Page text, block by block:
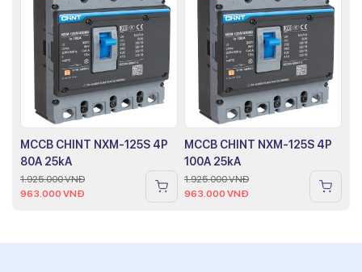
MCCB CHINT NXM-125S 4P
80A 25kA
1.925.000VNĐ
963.000 VNĐ
MCCB CHINT NXM-125S 4P
100A 25kA
1.925.000VNĐ
963.000 VNĐ